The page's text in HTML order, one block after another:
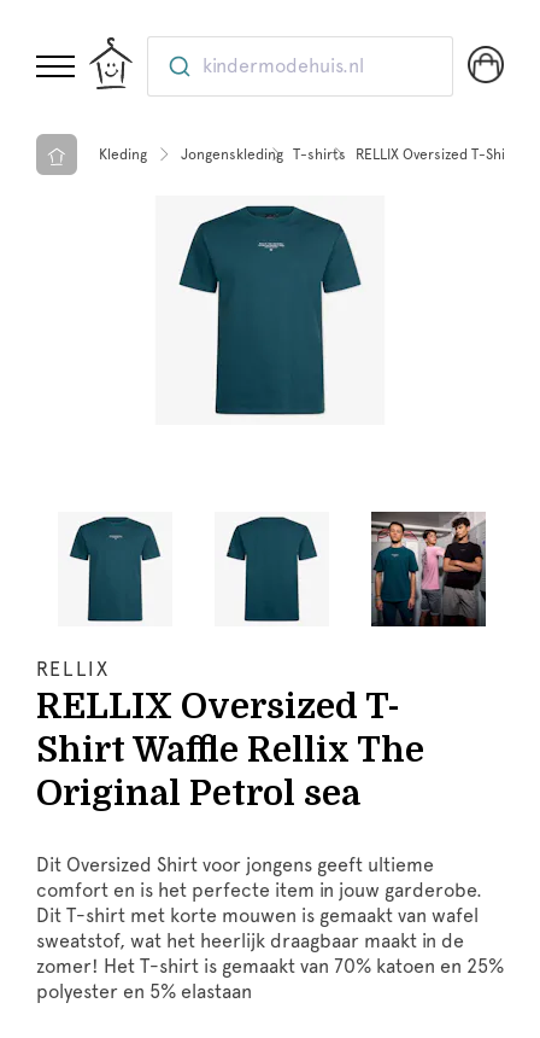
kindermodehuis.nl
Kleding Jongenskleding T-shirts RELLIX Oversized T-Shirt
RELLIX
RELLIX Oversized T-
Shirt Waffle Rellix The
Original Petrol sea
Dit Oversized Shirt voor jongens geeft ultieme
comfort en is het perfecte item in jouw garderobe.
Dit T-shirt met korte mouwen is gemaakt van wafel
sweatstof, wat het heerlijk draagbaar maakt in de
zomer! Het T-shirt is gemaakt van 70% katoen en 25%
polyester en 5% elastaan